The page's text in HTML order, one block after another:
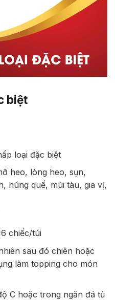
biệt
loại đặc biệt
heo, lòng heo, sụn,
húng quế, mùi tàu, gia vị,
chiếc/túi
sau đó chiên hoặc
làm topping cho món
C hoặc trong ngăn đá tủ